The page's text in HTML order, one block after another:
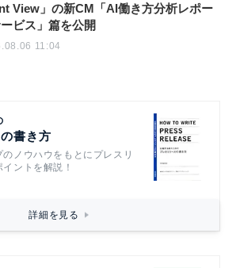
View」の新CM「AI働き方分析レポー
ービス」篇を公開
11:04
書き方
ノウハウをもとにプレスリ
ントを解説！
詳細を見る